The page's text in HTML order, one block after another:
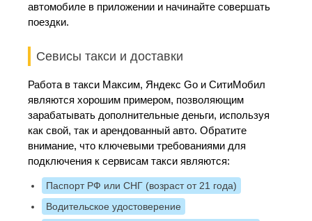
автомобиле в приложении и начинайте совершать
поездки.
Севисы такси и доставки
Работа в такси Максим, Яндекс Go и СитиМобил
являются хорошим примером, позволяющим
зарабатывать дополнительные деньги, используя
как свой, так и арендованный авто. Обратите
внимание, что ключевыми требованиями для
подключения к сервисам такси являются:
Паспорт РФ или СНГ (возраст от 21 года)
Водительское удостоверение